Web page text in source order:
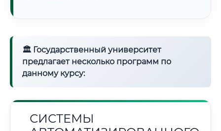
🏛 Государственный университет
предлагает несколько программ по
данному курсу:
СИСТЕМЫ